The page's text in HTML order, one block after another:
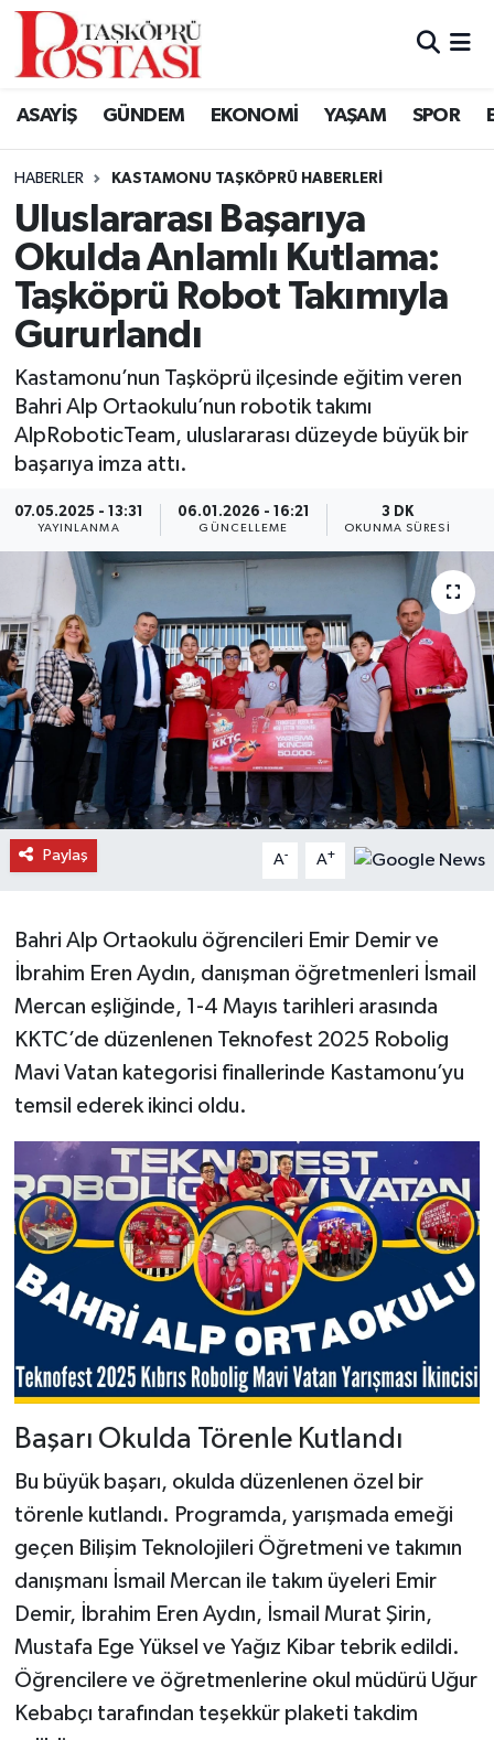
ASAYİŞ GÜNDEM EKONOMİ YAŞAM SPOR
HABERLER KASTAMONU TAŞKÖPRÜ HABERLERI
Uluslararası Başarıya
Okulda Anlamlı Kutlama:
Taşköprü Robot Takımıyla
Gururlandı
Kastamonu’nun Taşköprü ilçesinde eğitim veren
Bahri Alp Ortaokulu’nun robotik takımı
AlpRoboticTeam, uluslararası düzeyde büyük bir
başarıya imza attı.
07.05.2025 - 13:31
YAYINLANMA
06.01.2026 - 16:21
GÜNCELLEME
3 DK
OKUNMA SÜRESI
Paylaş A- A+
Bahri Alp Ortaokulu öğrencileri Emir Demir ve
İbrahim Eren Aydın, danışman öğretmenleri İsmail
Mercan eşliğinde, 1-4 Mayıs tarihleri arasında
KKTC’de düzenlenen Teknofest 2025 Robolig
Mavi Vatan kategorisi finallerinde Kastamonu’yu
temsil ederek ikinci oldu.
Başarı Okulda Törenle Kutlandı
Bu büyük başarı, okulda düzenlenen özel bir
törenle kutlandı. Programda, yarışmada emeği
geçen Bilişim Teknolojileri Öğretmeni ve takımın
danışmanı İsmail Mercan ile takım üyeleri Emir
Demir, İbrahim Eren Aydın, İsmail Murat Şirin,
Mustafa Ege Yüksel ve Yağız Kibar tebrik edildi.
Öğrencilere ve öğretmenlerine okul müdürü Uğur
Kebabçı tarafından teşekkür plaketi takdim
Kastamonu Vefat Edenler
Araç Haberleri
Azdavay Haberleri
Çatalzeytin Haberleri
Cide Haberleri
Daday Haberleri
Devrekani Haberleri
Doğanyurt Haberleri
Hanönü Haberleri
İhsangazi Haberleri
İnebolu Haberleri
Küre Haberleri
Pınarbaşı Haberleri
Şenpazar Haberleri
Seydiler Haberleri
Taşköprü Haberleri
Tosya Haberleri
Karadeniz Haberleri
Ulusal Haberler
Teknoloji Haberleri
Siyaset Haberleri
Dünya Haberleri
Yerel Haberler
Haber Arşivi